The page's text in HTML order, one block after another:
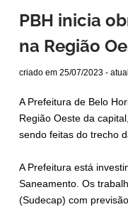
PBH inicia
na Região
criado em 25/07/2023 -
A Prefeitura de Belo
Região Oeste da
sendo feitas do trecho
A Prefeitura está
Saneamento. Os
(Sudecap) com